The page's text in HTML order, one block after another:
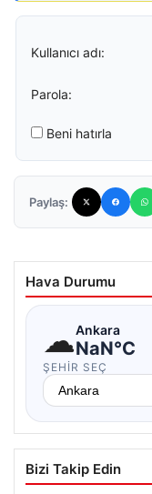
Kullanıcı adı:
Parola:
Beni hatırla
Paylaş:
Hava Durumu
☁Ankara
NaN°C
ŞEHIR SEÇ
Bizi Takip Edin